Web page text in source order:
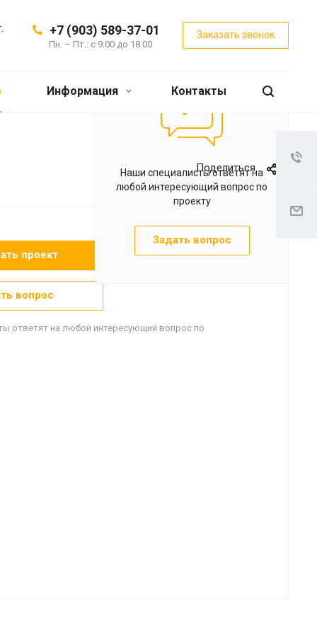
+7 (903) 589-37-01
Пн. – Пт.: с 9:00 до 18:00
Заказать звонок
Информация Контакты
Поделиться
проект
вопрос
ответят на любой интересующий вопрос по
Наши специалисты ответят на
любой интересующий вопрос по
проекту
Задать вопрос